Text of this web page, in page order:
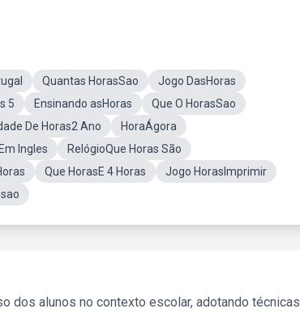
Quantas HorasSao
Jogo DasHoras
5 Ensinando asHoras
Que O HorasSao
De Horas2 Ano
HoraÁgora
Ingles
RelógioQue Horas São
Que HorasE 4 Horas
Jogo HorasImprimir
dos alunos no contexto escolar, adotando técnicas